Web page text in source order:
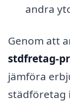
andra
Genom att
stdfretag-
jämföra
städföretag